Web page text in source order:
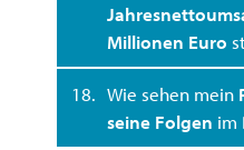
Millionen Euro
18. Wie sehen mein
seine Folgen im